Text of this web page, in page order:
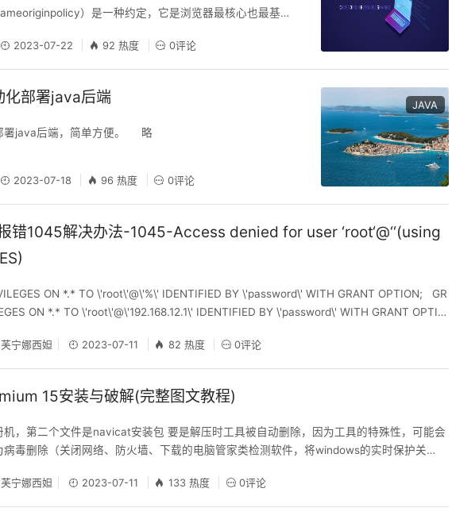
）是一种约定，它是浏览器最核心也最基本
一个请求url的协议、域名、端口三者之间任意一个与当前
域 vue代理服务器proxy跨域：通过请求本地的服务器，然
2023-07-22 92 热度 0评论
化部署java后端
署java后端，简单方便。 略
JAVA
2023-07-18 96 热度 0评论
错1045解决办法-1045-Access denied for user ‘root‘@‘‘(using
ON *.* TO \'root\'@\'%\' IDENTIFIED BY \'password\' WITH GRANT OPTION; GR
ON *.* TO \'root\'@\'192.168.12.1\' IDENTIFIED BY \'password\' WITH GRANT OPTIO
芙宁娜西妲 2023-07-11 82 热度 0评论
15安装与破解(完整图文教程)
机，第二个文件是navicat安装包 要是解压时工具被自动删除，因为工具的特殊性，可能会
病毒删除（关闭网络、防火墙、下载的电脑管家类检测软件，将windows的实时保护关
点击Patch生成Cracked后启动、navicat版本卸载不匹
芙宁娜西妲 2023-07-11 133 热度 0评论